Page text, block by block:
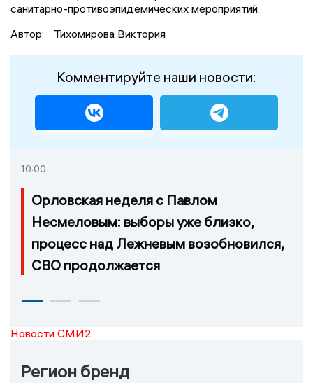
санитарно-противоэпидемических мероприятий.
Автор:
Тихомирова Виктория
Комментируйте наши новости:
10:00
Орловская неделя с Павлом
Несмеловым: выборы уже близко,
процесс над Лежневым возобновился,
СВО продолжается
Новости СМИ2
Регион бренд